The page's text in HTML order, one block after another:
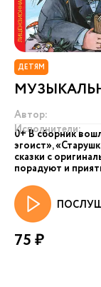
ДЕТЯМ
Автор:
Исполнители:
0+ В сборник
эгоист»,
сказки с
порадуют и
75 ₽